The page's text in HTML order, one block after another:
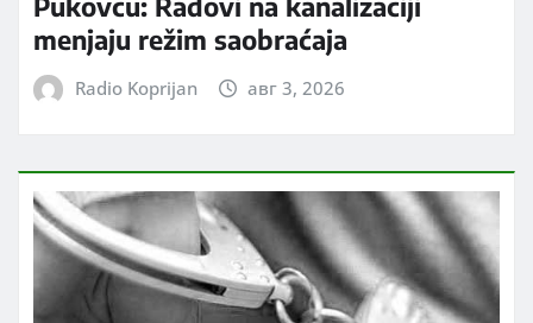
menjaju režim saobraćaja
Radio Koprijan авг 3, 2026